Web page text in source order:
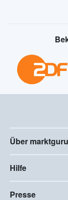
Über marktguru
Hilfe
Presse